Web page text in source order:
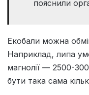
пояснили
Екобали можна
Наприклад, липа
магнолії — 2500-
бути така сама